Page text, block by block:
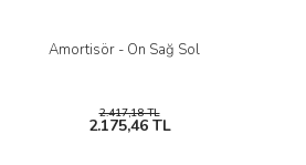
Amortisör - Ön Sağ Sol
2.417,18 TL
2.175,46 TL